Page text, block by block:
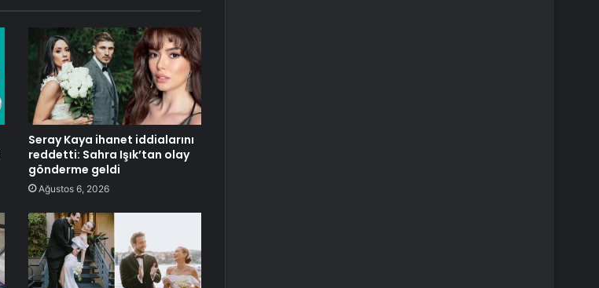
Seray Kaya ihanet iddialarını
reddetti: Sahra Işık’tan olay
gönderme geldi
Ağustos 6, 2026